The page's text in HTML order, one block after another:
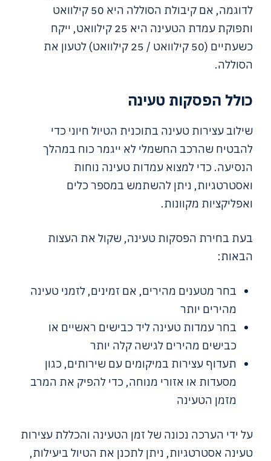
לדוגמה, אם קיבולת הסוללה היא 50 קילוואט
ותפוקת עמדת הטעינה היא 25 קילוואט, ייקח
כשעתיים (50 קילוואט / 25 קילוואט) לטעון את
הסוללה.
כולל הפסקות טעינה
שילוב עצירות טעינה בתוכנית הטיול חיוני כדי
להבטיח שהרכב החשמלי לא ייגמר כוח במהלך
הנסיעה. כדי למצוא עמדות טעינה נוחות
ואסטרטגיות, ניתן להשתמש במספר כלים
ואפליקציות מקוונות.
בעת בחירת הפסקות טעינה, שקול את העצות
הבאות:
בחר מטענים מהירים, אם זמינים, לזמני טעינה
מהירים יותר
בחר עמדות טעינה ליד כבישים ראשיים או
כבישים מהירים לגישה קלה יותר
תעדוף עצירות במיקומים עם שירותים, כגון
מסעדות או אזורי מנוחה, כדי להפיק את המרב
מזמן הטעינה
על ידי הערכה נכונה של זמן הטעינה והכללת עצירות
טעינה אסטרטגיות, ניתן לתכנן את הטיול ביעילות,